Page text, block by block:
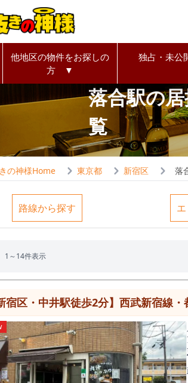
他地区の物件をお探しの
方 ▼
独占・未公
落合駅の
覧
の神様Home 東京都 新宿区 落
路線から探す
1～14件表示
宿区・中井駅徒歩2分】西武新宿線